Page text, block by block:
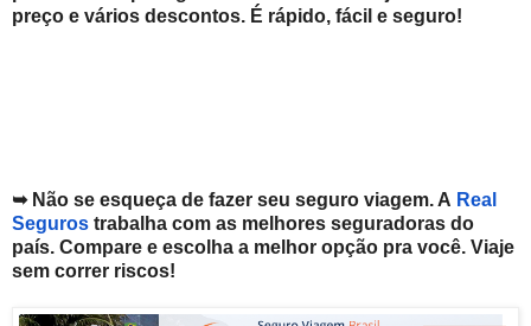
preço e vários descontos. É rápido, fácil e seguro!
➥ Não se esqueça de fazer seu seguro viagem. A Real
Seguros trabalha com as melhores seguradoras do
país. Compare e escolha a melhor opção pra você. Viaje
sem correr riscos!